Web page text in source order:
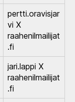
pertti.oravisjar
vi X
raahenilmailijat
.fi
jari.lappi X
raahenilmailijat
.fi